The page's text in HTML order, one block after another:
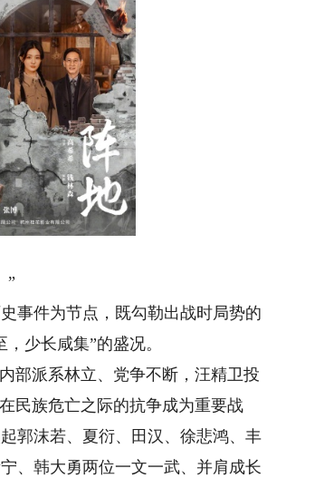
”
件为节点，既勾勒出战时局势的
少长咸集”的盛况。
派系林立、党争不断，汪精卫投
民族危亡之际的抗争成为重要战
郭沫若、夏衍、田汉、徐悲鸿、丰
、韩大勇两位一文一武、并肩成长